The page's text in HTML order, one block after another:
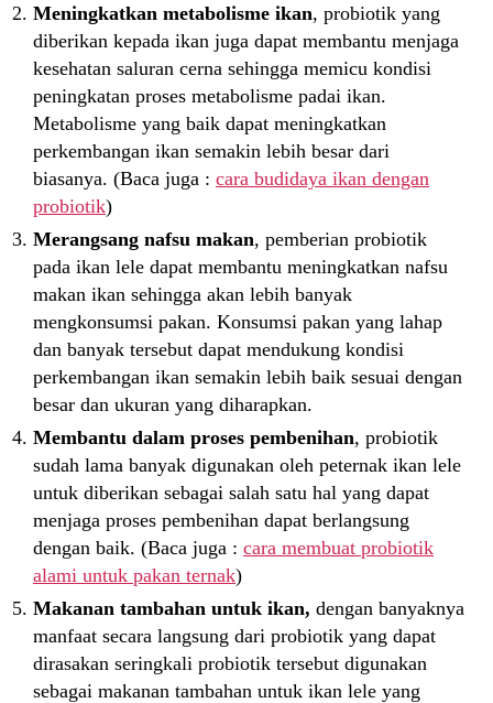
Meningkatkan metabolisme ikan, probiotik yang
diberikan kepada ikan juga dapat membantu menjaga
kesehatan saluran cerna sehingga memicu kondisi
peningkatan proses metabolisme padai ikan.
Metabolisme yang baik dapat meningkatkan
perkembangan ikan semakin lebih besar dari
biasanya. (Baca juga : cara budidaya ikan dengan
probiotik)
Merangsang nafsu makan, pemberian probiotik
pada ikan lele dapat membantu meningkatkan nafsu
makan ikan sehingga akan lebih banyak
mengkonsumsi pakan. Konsumsi pakan yang lahap
dan banyak tersebut dapat mendukung kondisi
perkembangan ikan semakin lebih baik sesuai dengan
besar dan ukuran yang diharapkan.
Membantu dalam proses pembenihan, probiotik
sudah lama banyak digunakan oleh peternak ikan lele
untuk diberikan sebagai salah satu hal yang dapat
menjaga proses pembenihan dapat berlangsung
dengan baik. (Baca juga : cara membuat probiotik
alami untuk pakan ternak)
Makanan tambahan untuk ikan, dengan banyaknya
manfaat secara langsung dari probiotik yang dapat
dirasakan seringkali probiotik tersebut digunakan
sebagai makanan tambahan untuk ikan lele yang